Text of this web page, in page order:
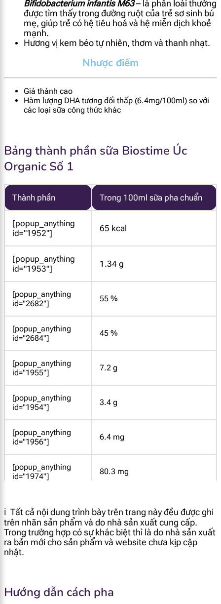
Bifidobacterium infantis M63– là phân loài thường
được tìm thấy trong đường ruột của trẻ sơ sinh bú
mẹ, giúp trẻ có hệ tiêu hoá và hệ miễn dịch khoẻ
mạnh.
Hương vị kem béo tự nhiên, thơm và thanh nhạt.
Nhược điểm
Giá thành cao
Hàm lượng DHA tương đối thấp (6.4mg/100ml) so với
các loại sữa công thức khác
Bảng thành phần sữa Biostime Úc
Organic Số 1
Thành phần Trong 100ml sữa pha chuẩn
[popup_anything
id="1952"]
65 kcal
[popup_anything
id="1953"]
1.34 g
[popup_anything
id="2682"]
55 %
[popup_anything
id="2684"]
45 %
[popup_anything
id="1955"]
7.2 g
[popup_anything
id="1954"]
3.4 g
[popup_anything
id="1956"]
6.4 mg
[popup_anything
id="1974"]
80.3 mg
id="1972"]
[popup_anything
id="1971"]
10.2 mg
ℹ️ Tất cả nội dung trình bày trên trang này đều được ghi
trên nhãn sản phẩm và do nhà sản xuất cung cấp.
Trong trường hợp có sự khác biệt thì là do nhà sản xuất
ra bản mới cho sản phẩm và website chưa kịp cập
nhật.
Hướng dẫn cách pha